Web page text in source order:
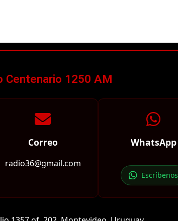
Centenario 1250 AM
Correo
radio36@gmail.com
WhatsApp
Escríbenos